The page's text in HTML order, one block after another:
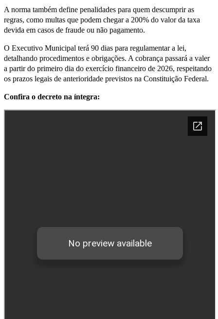
A norma também define penalidades para quem descumprir as
regras, como multas que podem chegar a 200% do valor da taxa
devida em casos de fraude ou não pagamento.
O Executivo Municipal terá 90 dias para regulamentar a lei,
detalhando procedimentos e obrigações. A cobrança passará a valer
a partir do primeiro dia do exercício financeiro de 2026, respeitando
os prazos legais de anterioridade previstos na Constituição Federal.
Confira o decreto na íntegra: